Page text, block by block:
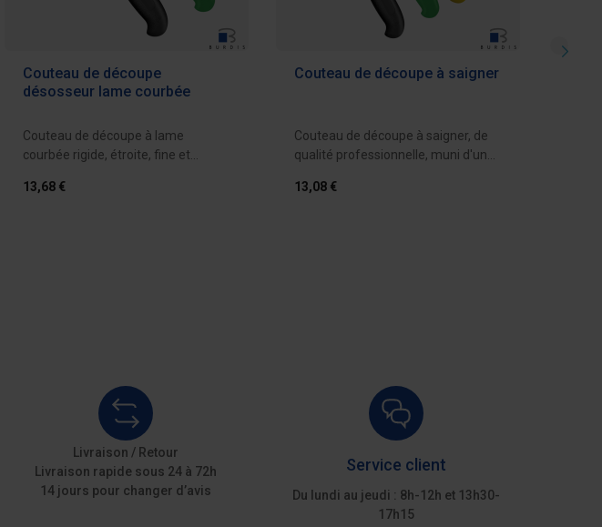
Couteau de découpe
désosseur lame courbée
Couteau de découpe à lame
courbée rigide, étroite, fine et
13,68 €
Couteau de découpe à saigner
Couteau de découpe à saigner, de
qualité professionnelle, muni d'une
13,08 €
Livraison / Retour
Livraison rapide sous 24 à 72h
14 jours pour changer d’avis
Service client
Du lundi au jeudi : 8h-12h et 13h30-
17h15